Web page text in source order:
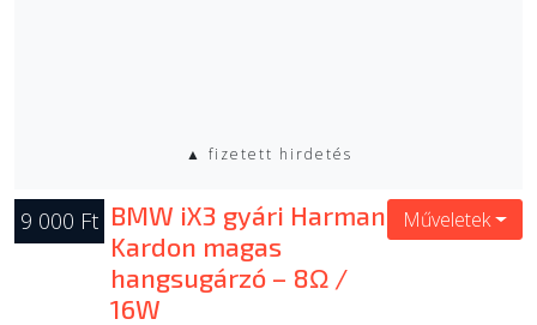
▲ fizetett hirdetés
9 000 Ft BMW iX3 gyári Harman
Kardon magas
hangsugárzó – 8Ω /
16W
Műveletek